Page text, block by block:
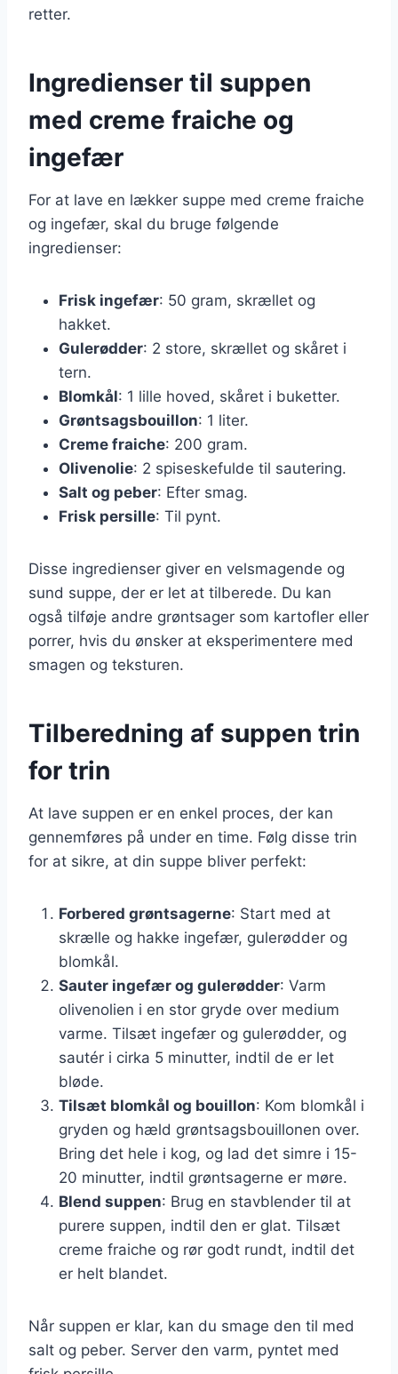
retter.
Ingredienser til suppen
med creme fraiche og
ingefær
For at lave en lækker suppe med creme fraiche
og ingefær, skal du bruge følgende
ingredienser:
Frisk ingefær: 50 gram, skrællet og
hakket.
Gulerødder: 2 store, skrællet og skåret i
tern.
Blomkål: 1 lille hoved, skåret i buketter.
Grøntsagsbouillon: 1 liter.
Creme fraiche: 200 gram.
Olivenolie: 2 spiseskefulde til sautering.
Salt og peber: Efter smag.
Frisk persille: Til pynt.
Disse ingredienser giver en velsmagende og
sund suppe, der er let at tilberede. Du kan
også tilføje andre grøntsager som kartofler eller
porrer, hvis du ønsker at eksperimentere med
smagen og teksturen.
Tilberedning af suppen trin
for trin
At lave suppen er en enkel proces, der kan
gennemføres på under en time. Følg disse trin
for at sikre, at din suppe bliver perfekt:
Forbered grøntsagerne: Start med at
skrælle og hakke ingefær, gulerødder og
blomkål.
Sauter ingefær og gulerødder: Varm
olivenolien i en stor gryde over medium
varme. Tilsæt ingefær og gulerødder, og
sautér i cirka 5 minutter, indtil de er let
bløde.
Tilsæt blomkål og bouillon: Kom blomkål i
gryden og hæld grøntsagsbouillonen over.
Bring det hele i kog, og lad det simre i 15-
20 minutter, indtil grøntsagerne er møre.
Blend suppen: Brug en stavblender til at
purere suppen, indtil den er glat. Tilsæt
creme fraiche og rør godt rundt, indtil det
er helt blandet.
Når suppen er klar, kan du smage den til med
salt og peber. Server den varm, pyntet med